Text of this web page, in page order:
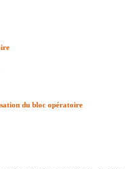
du bloc opératoire